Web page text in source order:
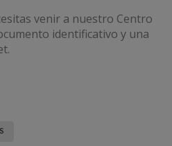
venir a nuestro Centro
identificativo y una